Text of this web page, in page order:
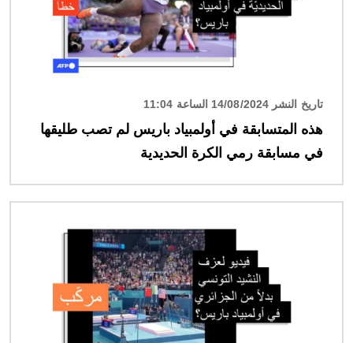
تاريخ النشر 14/08/2024 الساعة 11:04
هذه المتسابقة في أولمبياد باريس لم تصب طليقها
في مسابقة رمي الكرة الحديدية